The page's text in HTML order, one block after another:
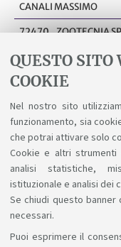
QUESTO
COOKIE
Nel nostro sito
funzionamento, sia
che potrai attivare solo
Cookie e altri
analisi statistiche,
istituzionale e analisi dei
Se chiudi questo banner
necessari.
Puoi esprimere il
CANALI MASSIMO
72470 ZOOTECNIA
72470
TREVISI PAOLO
27884 ZOOTECNIA
NANNI COSTA
1 2 3